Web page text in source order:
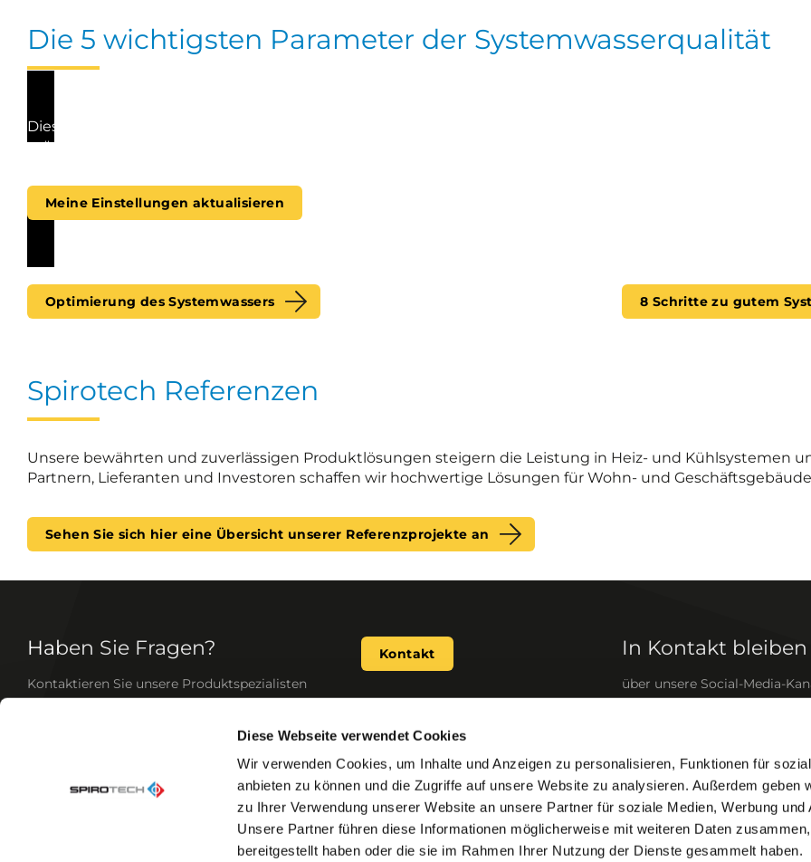
Diese Webseite verwendet Cookies
Wir verwenden Cookies, um Inhalte und Anzeigen zu personalisieren, Funktionen für
anbieten zu können und die Zugriffe auf unsere Website zu analysieren. Außerdem geben
zu Ihrer Verwendung unserer Website an unsere Partner für soziale Medien, Werbung und
Unsere Partner führen diese Informationen möglicherweise mit weiteren Daten
bereitgestellt haben oder die sie im Rahmen Ihrer Nutzung der Dienste gesammelt haben.
Die 5 wichtigsten Parameter der Systemwasserqualität
Dieses Video kann nicht abgespielt werden, da Sie die Speicherung von (Marketing-)Cookies abgelehnt
möchten, klicken Sie bitte auf die Schaltfläche unten, um Ihre Einstellungen zu aktualisieren und
Meine Einstellungen aktualisieren
Optimierung des Systemwassers 8 Schritte zu gutem
Spirotech Referenzen
Unsere bewährten und zuverlässigen Produktlösungen steigern die Leistung in Heiz- und Kühlsystemen
Partnern, Lieferanten und Investoren schaffen wir hochwertige Lösungen für Wohn- und
Sehen Sie sich hier eine Übersicht unserer Referenzprojekte an
Haben Sie Fragen?
Kontaktieren Sie unsere Produktspezialisten
Kontakt In Kontakt bleiben
über unsere Social-Media-
Als führender Experte für Systemwasserqualität haben wir zuverlässige,
standard- und kundenspezifische Lösungen entwickelt für Ihre Heizungs- und
Kühlanlagen, um die Leistung zu steigern und Investitionen zu schützen.
Unsere Produkte unterstützen Sie vielfach: Sie sparen Energie, erhöhen den
Komfort, verringern den Verschleiß und maximieren die Betriebszeit Ihres
Schnelle Links
SpiroSelect
BIM files
Ausschreibungstexte